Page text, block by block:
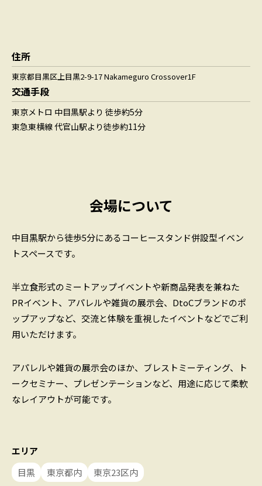
住所
東京都目黒区上目黒2-9-17 Nakameguro Crossover1F
交通手段
東京メトロ 中目黒駅より 徒歩約5分
東急東横線 代官山駅より徒歩約11分
会場について
中目黒駅から徒歩5分にあるコーヒースタンド併設型イベン
トスペースです。
半立食形式のミートアップイベントや新商品発表を兼ねた
PRイベント、アパレルや雑貨の展示会、DtoCブランドのポ
ップアップなど、交流と体験を重視したイベントなどでご利
用いただけます。
アパレルや雑貨の展示会のほか、ブレストミーティング、ト
ークセミナー、プレゼンテーションなど、用途に応じて柔軟
なレイアウトが可能です。
エリア
目黒
東京都内 東京23区内